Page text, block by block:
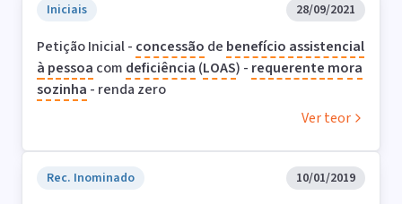
Iniciais 28/09/2021
Petição Inicial - concessão de benefício assistencial
à pessoa com deficiência (LOAS) - requerente mora
sozinha - renda zero
Ver teor
Rec. Inominado 10/01/2019